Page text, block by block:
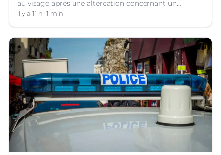
au visage après une altercation concernant un
téléphone portable à Montpellier (Hérault).
il y a 11 h 1 min